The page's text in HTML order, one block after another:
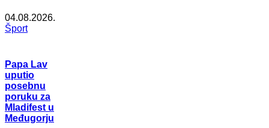
04.08.2026.
Šport
Papa Lav
uputio
posebnu
poruku za
Mladifest u
Međugorju